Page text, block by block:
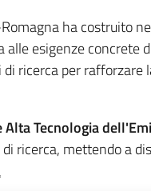
ha costruito
alle esigenze concrete
ricerca per
Alta Tecnologia
ricerca, mettendo a